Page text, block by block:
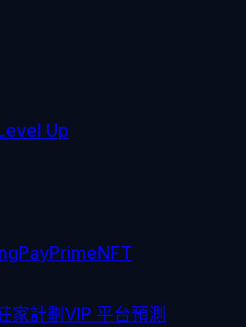
Up
PayPrimeNFT
家計劃VIP 平台預測